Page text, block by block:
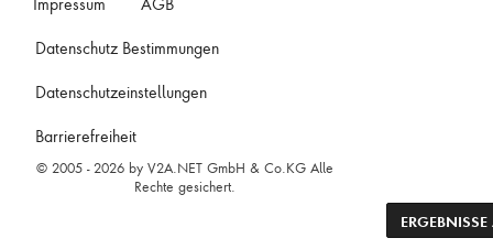
ACTION
Impressum AGB
Datenschutz Bestimmungen
Datenschutzeinstellungen
Barrierefreiheit
© 2005 - 2026 by V2A.NET GmbH & Co.KG Alle
Rechte gesichert.